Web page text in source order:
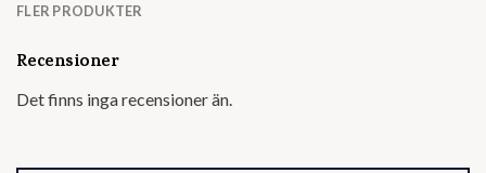
FLER PRODUKTER
Recensioner
Det finns inga recensioner än.